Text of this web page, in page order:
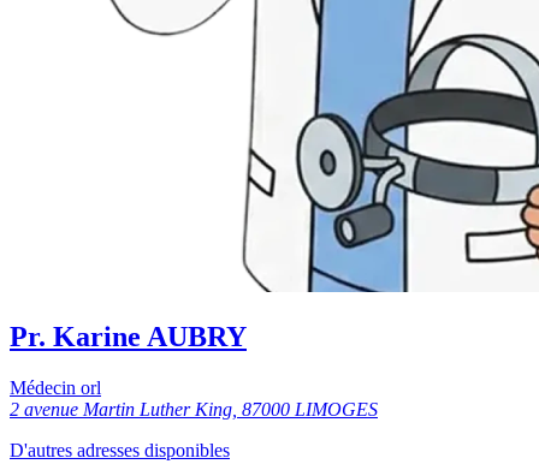
Pr. Karine AUBRY
Médecin orl
2 avenue Martin Luther King, 87000 LIMOGES
D'autres adresses disponibles